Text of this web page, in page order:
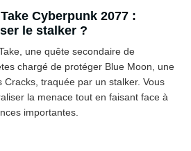
Cyberpunk 2077 :
le stalker ?
une quête secondaire de
chargé de protéger Blue Moon, une
traquée par un stalker. Vous
la menace tout en faisant face à
importantes.